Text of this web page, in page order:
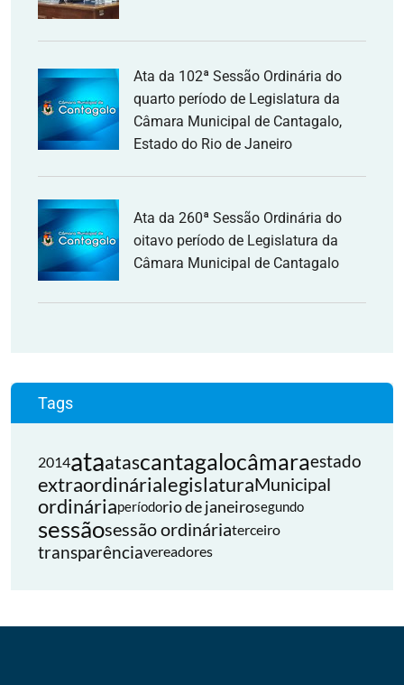
Ata da 102ª Sessão Ordinária do
quarto período de Legislatura da
Câmara Municipal de Cantagalo,
Estado do Rio de Janeiro
Ata da 260ª Sessão Ordinária do
oitavo período de Legislatura da
Câmara Municipal de Cantagalo
Tags
2014ataatascantagalocâmaraestado
extraordinárialegislaturaMunicipal
ordináriaperíodorio de janeirosegundo
sessãosessão ordináriaterceiro
transparênciavereadores